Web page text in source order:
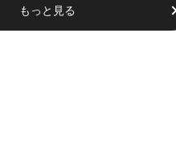
もっと見る